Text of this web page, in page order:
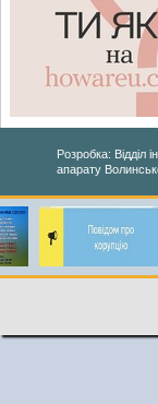
Розробка: Відділ
апарату